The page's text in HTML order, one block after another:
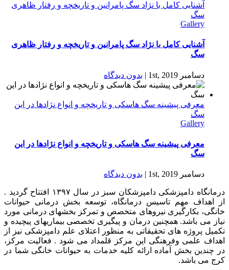
آشنایی کامل با نژاد سگ پامرانین و تاریخچه و رفتار ظاهری
سگ
Gallery
آشنایی کامل با نژاد سگ پامرانین و تاریخچه و رفتار ظاهری
سگ
دسامبر 1st, 2019 | بدون ديدگاه
معرفی پیشینه سگ هاسکی و تاریخچه و انواع نژادها در این
سگ
Gallery
معرفی پیشینه سگ هاسکی و تاریخچه و انواع نژادها در این
سگ
دسامبر 1st, 2019 | بدون ديدگاه
درمانگاه دامپزشکی دامپزشکان سبز در سال ۱۳۹۷ افتتاح گردید .
از اهداف مهم تاسیس درمانگاه، توسعه بخش درمانی حیوانات
خانگی، بکارگیری نیروهای متخصص و تمرکز بخشهای درمانی مورد
نیاز می باشد. همچنین درمان و پیگیری تخصصی بیماریهای پیچیده و
تکمیل پروژه های تحقیقاتی به منظور اعتلای علم دامپزشکی نیز از
اهداف علمی وفرهنگی این مرکز قلمداد می شود . فعالیت مرکز،
در چندین بخش آماده ارائه کلیه خدمات به حیوانات خانگی شما در
کرج می باشد.